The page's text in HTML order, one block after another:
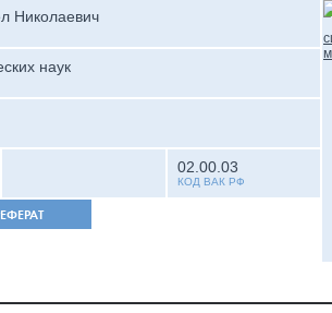
Николаевич
наук
02.00.03
КОД ВАК РФ